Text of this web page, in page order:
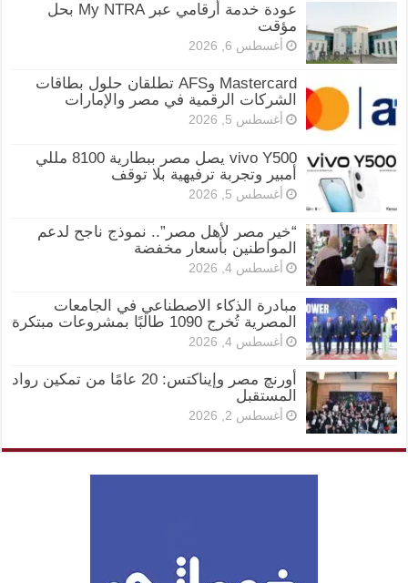
عودة خدمة أرقامي عبر My NTRA بحل
مؤقت
أغسطس 6, 2026
Mastercard وAFS تطلقان حلول بطاقات
الشركات الرقمية في مصر والإمارات
أغسطس 5, 2026
vivo Y500 يصل مصر ببطارية 8100 مللي
أمبير وتجربة ترفيهية بلا توقف
أغسطس 5, 2026
“خير مصر لأهل مصر”.. نموذج ناجح لدعم
المواطنين بأسعار مخفضة
أغسطس 4, 2026
مبادرة الذكاء الاصطناعي في الجامعات
المصرية تُخرج 1090 طالبًا بمشروعات مبتكرة
أغسطس 4, 2026
أورنچ مصر وإيناكتس: 20 عامًا من تمكين رواد
المستقبل
أغسطس 2, 2026